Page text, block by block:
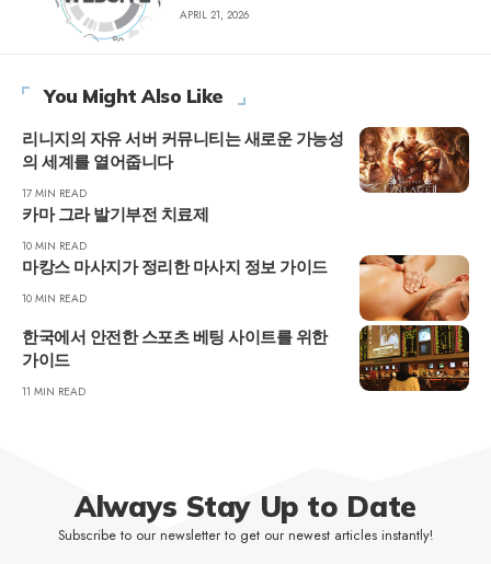
APRIL 21, 2026
You Might Also Like
리니지의 자유 서버 커뮤니티는 새로운 가능성
의 세계를 열어줍니다
17 MIN READ
카마 그라 발기부전 치료제
10 MIN READ
마캉스 마사지가 정리한 마사지 정보 가이드
10 MIN READ
한국에서 안전한 스포츠 베팅 사이트를 위한
가이드
11 MIN READ
Always Stay Up to Date
Subscribe to our newsletter to get our newest articles instantly!